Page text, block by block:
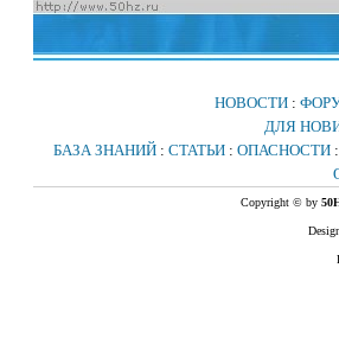
НОВОСТИ :
ДЛЯ
БАЗА ЗНАНИЙ: СТАТЬИ: ОПАСНОСТИ
Copyright © by 50